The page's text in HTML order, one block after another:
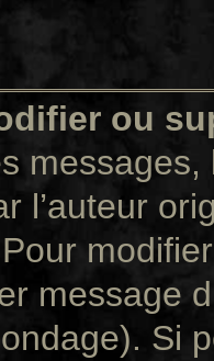
ou
l’auteur
message
Si